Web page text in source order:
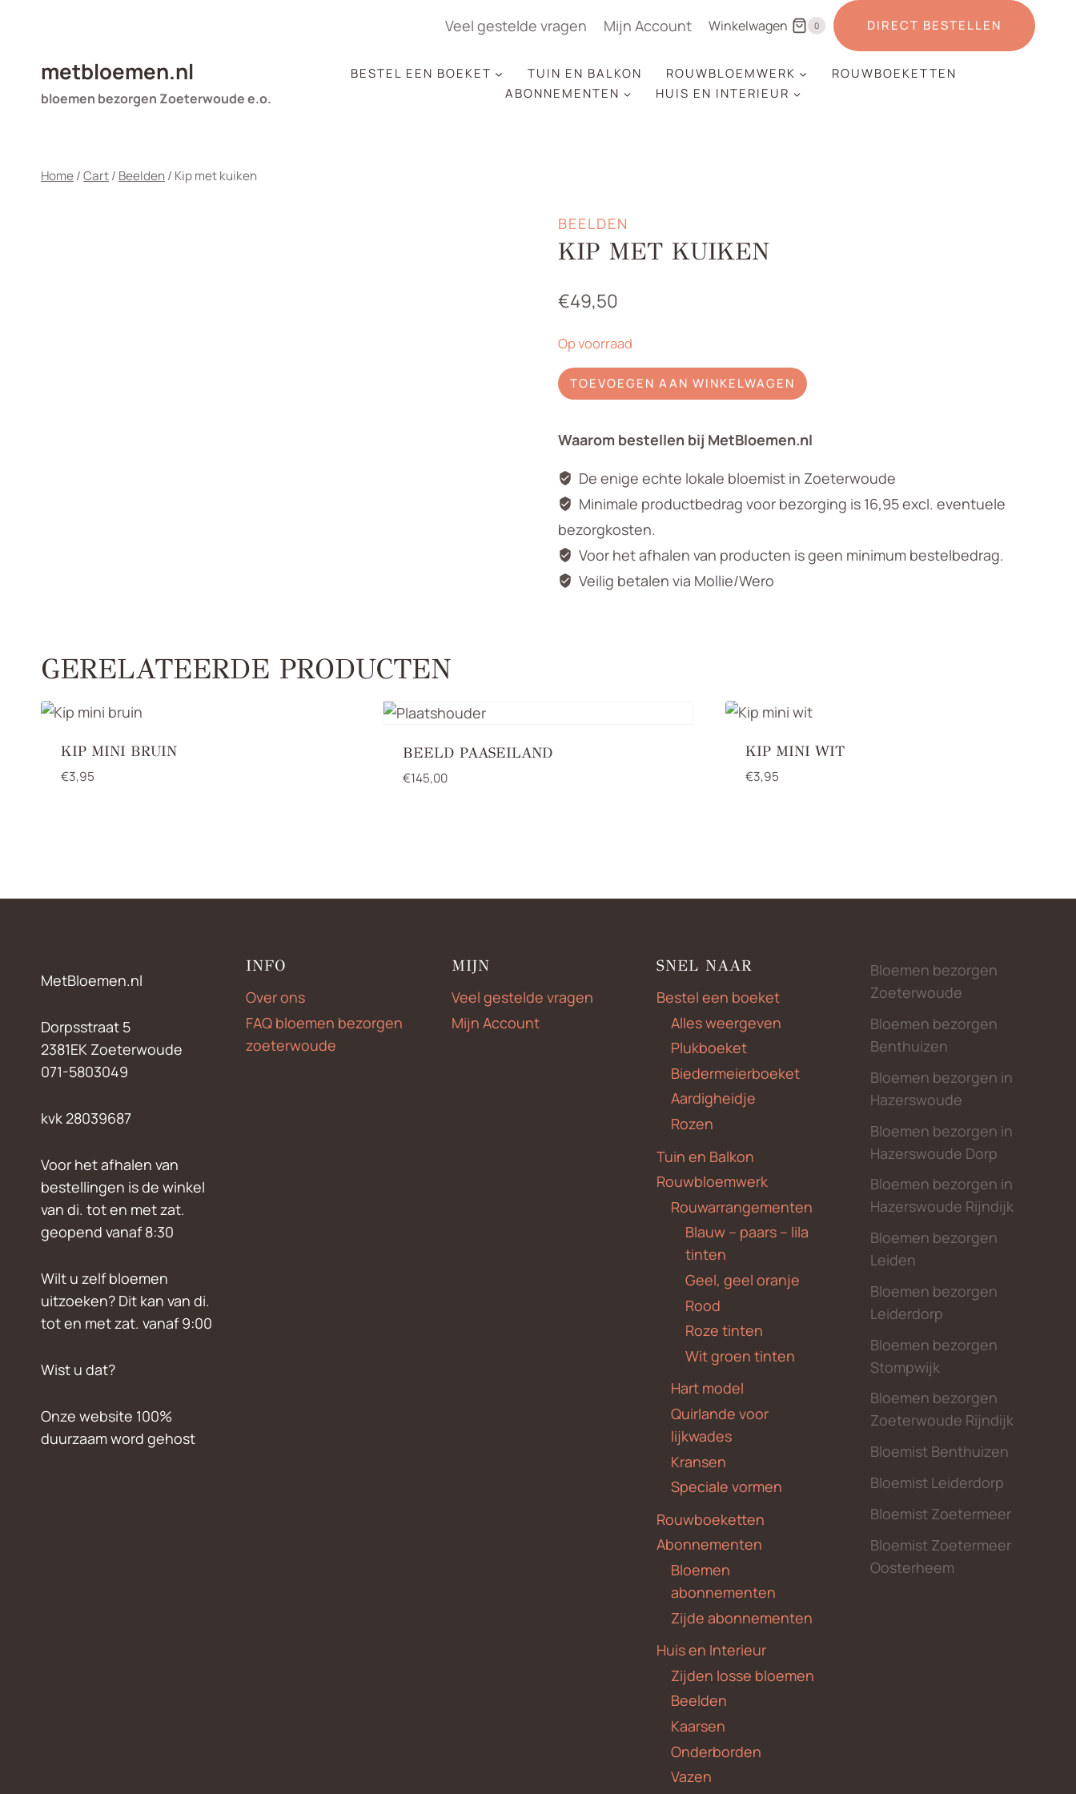
Veel gestelde vragen Mijn Account Winkelwagen 0 DIRECT BESTELLEN
metbloemen.nl
bloemen bezorgen Zoeterwoude e.o.
BESTEL EEN BOEKET TUIN EN BALKON ROUWBLOEMWERK
ROUWBOEKETTEN
ABONNEMENTEN
HUIS EN INTERIEUR
Home/Cart/ Beelden/ Kip met kuiken
BEELDEN
KIP MET KUIKEN
€49,50
Op voorraad
Kip
met
aantal
TOEVOEGEN AAN WINKELWAGEN
Waarom bestellen bij MetBloemen.nl
De enige echte lokale bloemist in Zoeterwoude
Minimale productbedrag voor bezorging is 16,95 excl. eventuele
bezorgkosten.
Voor het afhalen van producten is geen minimum bestelbedrag.
Veilig betalen via Mollie/Wero
GERELATEERDE PRODUCTEN
KIP MINI BRUIN
€3,95
BEELD PAASEILAND
€145,00
KIP MINI WIT
€3,95
MetBloemen.nl
Dorpsstraat 5
2381EK Zoeterwoude
071-5803049
kvk 28039687
Voor het afhalen van
bestellingen is de winkel
van di. tot en met zat.
geopend vanaf 8:30
Wilt u zelf bloemen
uitzoeken? Dit kan van di.
tot en met zat. vanaf 9:00
Wist u dat?
Onze website 100%
duurzaam word gehost
INFO
Over ons
FAQ bloemen bezorgen
zoeterwoude
MIJN
Veel gestelde vragen
Mijn Account
SNEL NAAR
Bestel een boeket
Alles weergeven
Plukboeket
Biedermeierboeket
Aardigheidje
Rozen
Tuin en Balkon
Rouwbloemwerk
Rouwarrangementen
Blauw – paars – lila
tinten
Geel, geel oranje
Rood
Roze tinten
Wit groen tinten
Hart model
Quirlande voor
lijkwades
Kransen
Speciale vormen
Rouwboeketten
Abonnementen
Bloemen
abonnementen
Zijde abonnementen
Huis en Interieur
Zijden losse bloemen
Beelden
Kaarsen
Onderborden
Vazen
Bloemen bezorgen
Zoeterwoude
Bloemen bezorgen
Benthuizen
Bloemen bezorgen in
Hazerswoude
Bloemen bezorgen in
Hazerswoude Dorp
Bloemen bezorgen in
Hazerswoude Rijndijk
Bloemen bezorgen
Leiden
Bloemen bezorgen
Leiderdorp
Bloemen bezorgen
Stompwijk
Bloemen bezorgen
Zoeterwoude Rijndijk
Bloemist Benthuizen
Bloemist Leiderdorp
Bloemist Zoetermeer
Bloemist Zoetermeer
Oosterheem